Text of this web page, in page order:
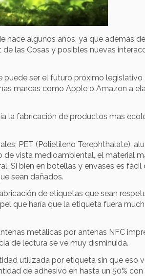
algunos años, ya que además
las Cosas y posibles nuevas
ser el futuro próximo
marcas como Apple o Amazon a
la fabricación de productos mas
PET (Polietileno Terephthalate),
de vista medioambiental, el material
Si bien en botellas y envases es fácil
sean dañados.
de etiquetas que sean
que haría que la etiqueta fuera
metálicas por antenas NFC
de lectura se ve muy disminuida.
utilizada por etiqueta sin que eso
de adhesivo en hasta un 50%